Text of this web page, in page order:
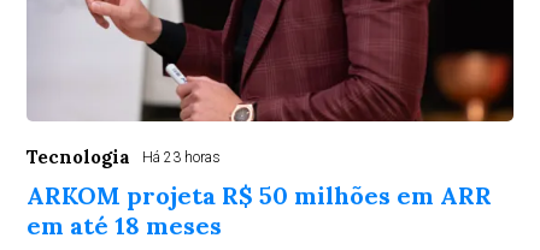
Tecnologia Há 23 horas
ARKOM projeta R$ 50 milhões em ARR
em até 18 meses